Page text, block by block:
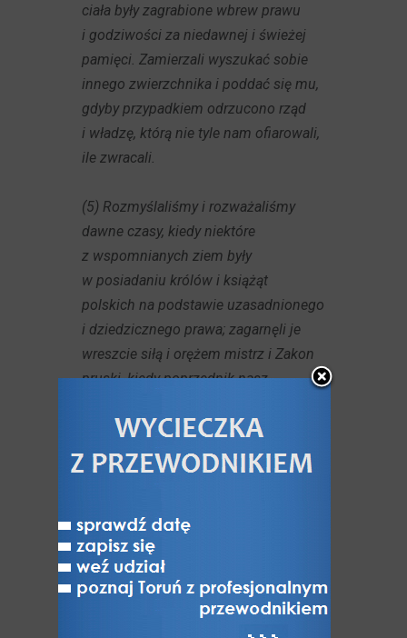
ciała były zagrabione wbrew prawu
i godziwości za niedawnej i świeżej
pamięci. Zamierzali wyszukać sobie
innego zwierzchnika i poddać się mu,
gdyby przypadkiem odrzucono rząd
i władzę, którą nie tyle nam ofiarowali,
ile zwracali.
(5) Rozmyślaliśmy i rozważaliśmy
dawne czasy, kiedy niektóre
z wspomnianych ziem były
w posiadaniu królów i książąt
polskich na podstawie uzasadnionego
i dziedzicznego prawa; zagarnęli je
wreszcie siłą i orężem mistrz i Zakon
pruski, kiedy poprzednik nasz
zajęty wojną z sąsiadami i z
niewiernymi. Nigdy jednak nie
przestały z prawa należeć i stanowić
Polskiego, jak to wynika z nieomylnej
treści ostatecznego orzeczenia kilku
przedstawicieli Stolicy Apostolskiej,
którzy przysądzili te ziemie królom